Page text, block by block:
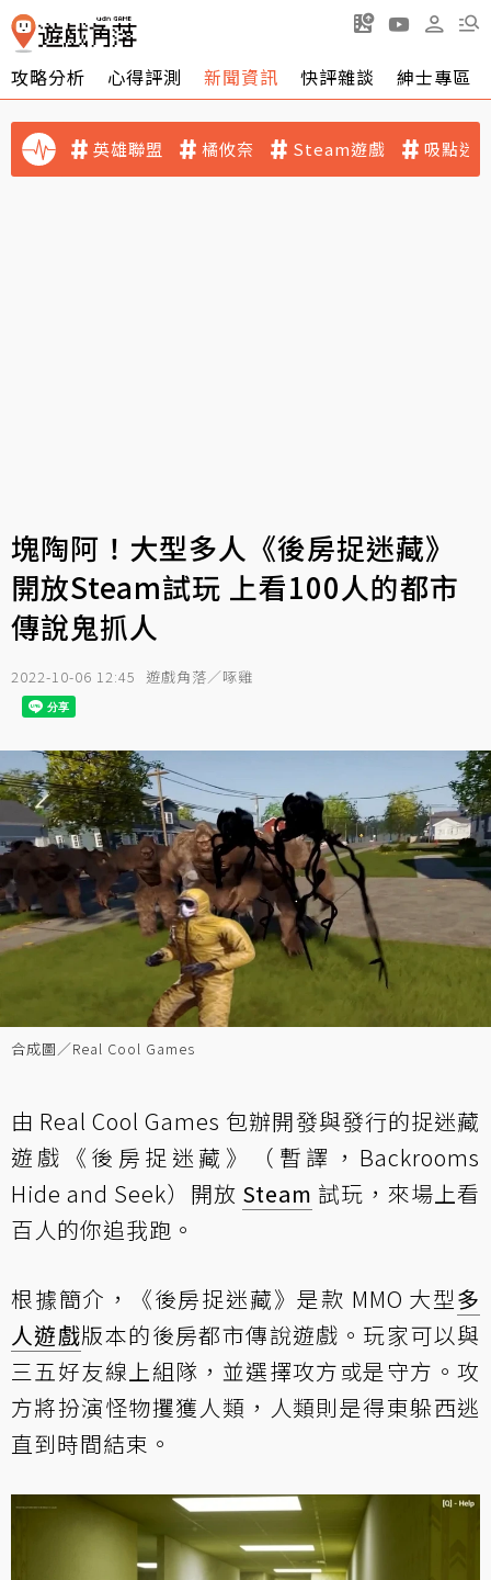
攻略分析 心得評測 新聞資訊 快評雜談 紳士專區
英雄聯盟 橘攸奈 Steam遊戲 吸點迷
塊陶阿！大型多人《後房捉迷藏》
開放Steam試玩 上看100人的都市
傳說鬼抓人
2022-10-06 12:45 遊戲角落／啄雞
合成圖／Real Cool Games
由 Real Cool Games 包辦開發與發行的捉迷藏
遊戲《後房捉迷藏》（暫譯，Backrooms
Hide and Seek）開放 Steam 試玩，來場上看
百人的你追我跑。
根據簡介，《後房捉迷藏》是款 MMO 大型多
人遊戲版本的後房都市傳說遊戲。玩家可以與
三五好友線上組隊，並選擇攻方或是守方。攻
方將扮演怪物攫獲人類，人類則是得東躲西逃
直到時間結束。